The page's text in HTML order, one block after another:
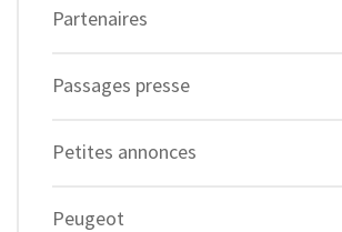
Partenaires
Passages presse
Petites annonces
Peugeot